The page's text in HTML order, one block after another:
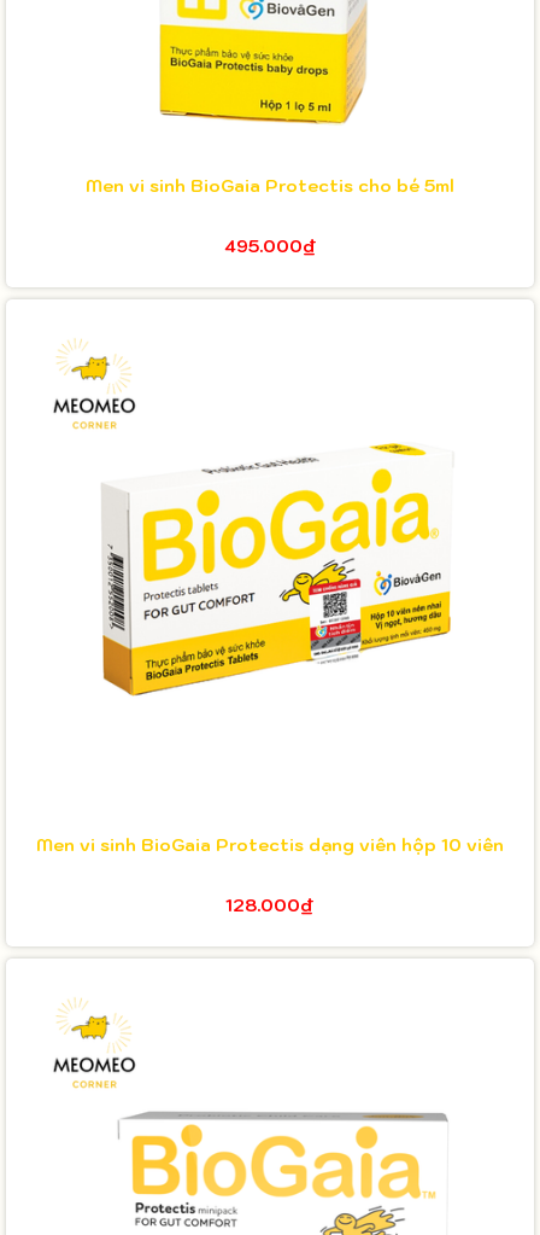
Men vi sinh BioGaia Protectis cho bé 5ml
495.000₫
Men vi sinh BioGaia Protectis dạng viên hộp 10 viên
128.000₫